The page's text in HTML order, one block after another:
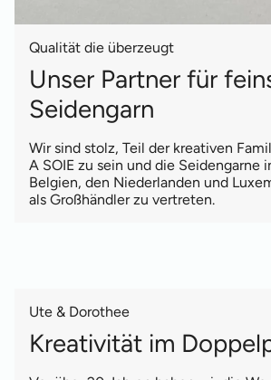
Qualität die überzeugt
Unser Partner für
Seidengarn
Wir sind stolz, Teil der kreativen
A SOIE zu sein und die Seidengarne
Belgien, den Niederlanden und
als Großhändler zu vertreten.
Ute & Dorothee
Kreativität im